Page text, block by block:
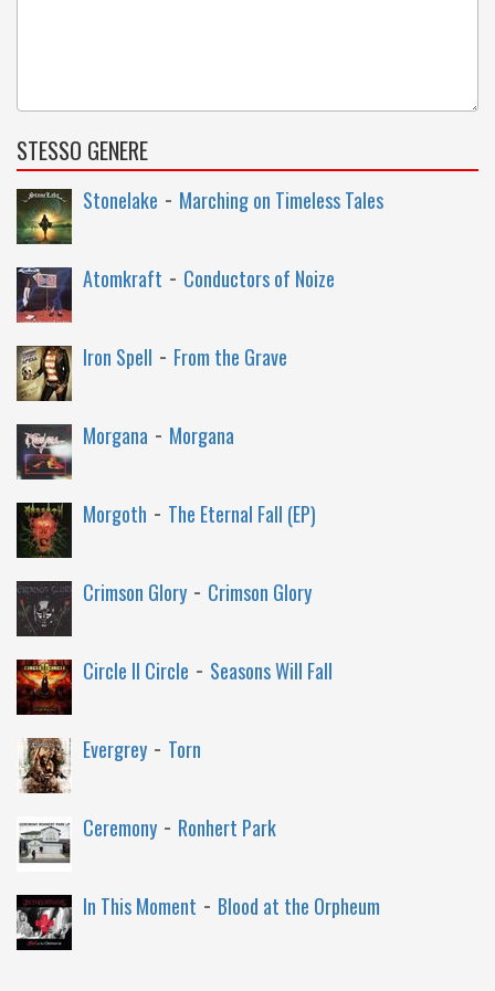
STESSO GENERE
Stonelake - Marching on Timeless Tales
Atomkraft - Conductors of Noize
Iron Spell - From the Grave
Morgana - Morgana
Morgoth - The Eternal Fall (EP)
Crimson Glory - Crimson Glory
Circle II Circle - Seasons Will Fall
Evergrey - Torn
Ceremony - Ronhert Park
In This Moment - Blood at the Orpheum